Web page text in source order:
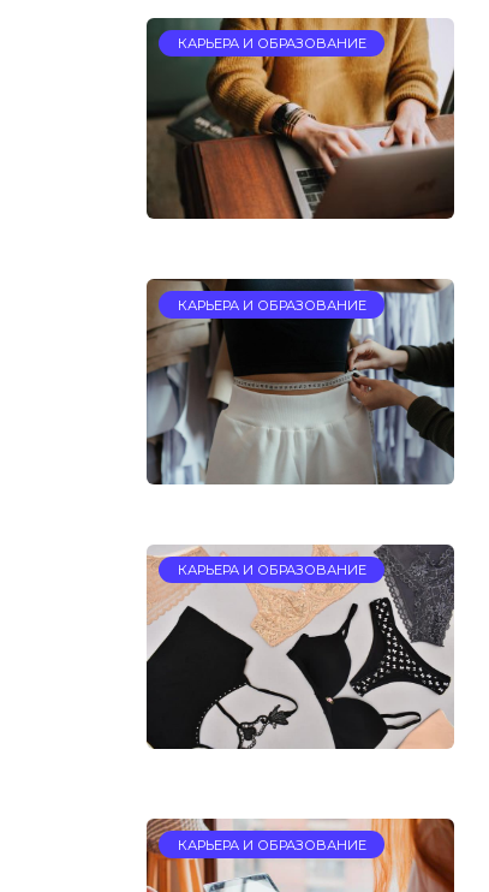
КАРЬЕРА И ОБРАЗОВАНИЕ
КАРЬЕРА И ОБРАЗОВАНИЕ
КАРЬЕРА И ОБРАЗОВАНИЕ
КАРЬЕРА И ОБРАЗОВАНИЕ